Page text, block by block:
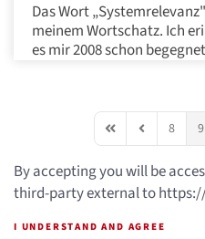
Das Wort
meinem Wortschatz. Ich
es mir 2008 schon
First PagePrevious Page
8 9
By accepting you will be
third-party external to
I UNDERSTAND AND AGREE